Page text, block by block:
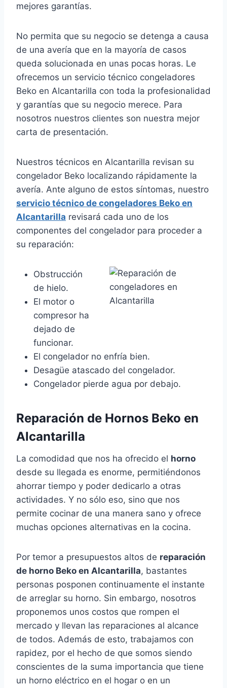
mejores garantías.
No permita que su negocio se detenga a causa
de una avería que en la mayoría de casos
queda solucionada en unas pocas horas. Le
ofrecemos un servicio técnico congeladores
Beko en Alcantarilla con toda la profesionalidad
y garantías que su negocio merece. Para
nosotros nuestros clientes son nuestra mejor
carta de presentación.
Nuestros técnicos en Alcantarilla revisan su
congelador Beko localizando rápidamente la
avería. Ante alguno de estos síntomas, nuestro
servicio técnico de congeladores Beko en
Alcantarilla revisará cada uno de los
componentes del congelador para proceder a
su reparación:
Obstrucción
de hielo.
El motor o
compresor ha
dejado de
funcionar.
El congelador no enfría bien.
Desagüe atascado del congelador.
Congelador pierde agua por debajo.
Reparación de Hornos Beko en
Alcantarilla
La comodidad que nos ha ofrecido el horno
desde su llegada es enorme, permitiéndonos
ahorrar tiempo y poder dedicarlo a otras
actividades. Y no sólo eso, sino que nos
permite cocinar de una manera sano y ofrece
muchas opciones alternativas en la cocina.
Por temor a presupuestos altos de reparación
de horno Beko en Alcantarilla, bastantes
personas posponen continuamente el instante
de arreglar su horno. Sin embargo, nosotros
proponemos unos costos que rompen el
mercado y llevan las reparaciones al alcance
de todos. Además de esto, trabajamos con
rapidez, por el hecho de que somos siendo
conscientes de la suma importancia que tiene
un horno eléctrico en el hogar o en un